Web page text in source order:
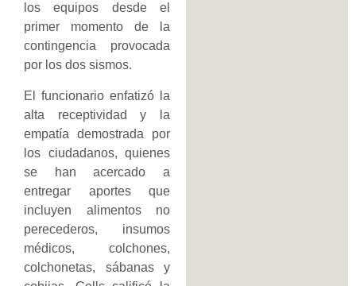
los equipos desde el
primer momento de la
contingencia provocada
por los dos sismos.
El funcionario enfatizó la
alta receptividad y la
empatía demostrada por
los ciudadanos, quienes
se han acercado a
entregar aportes que
incluyen alimentos no
perecederos, insumos
médicos, colchones,
colchonetas, sábanas y